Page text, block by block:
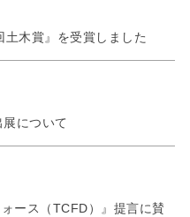
木賞』を受賞しました
について
ース（TCFD）』提言に賛